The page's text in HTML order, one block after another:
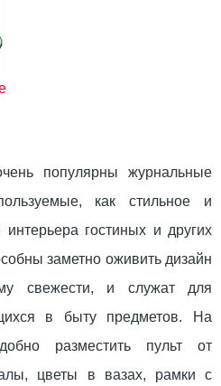
популярны журнальные
как стильное и
гостиных и других
заметно оживить дизайн
свежести, и служат для
в быту предметов. На
разместить пульт от
цветы в вазах, рамки с